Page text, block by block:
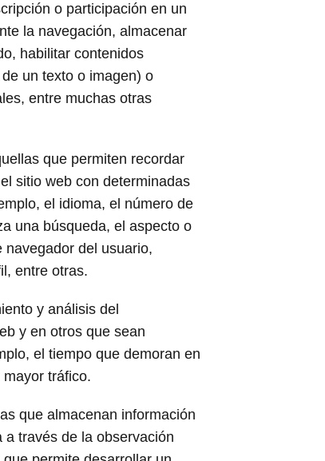
o participación en un
la navegación, almacenar
habilitar contenidos
un texto o imagen) o
entre muchas otras
que permiten recordar
sitio web con determinadas
el idioma, el número de
una búsqueda, el aspecto o
del usuario,
entre otras.
y análisis del
y en otros que sean
el tiempo que demoran en
tráfico.
que almacenan información
través de la observación